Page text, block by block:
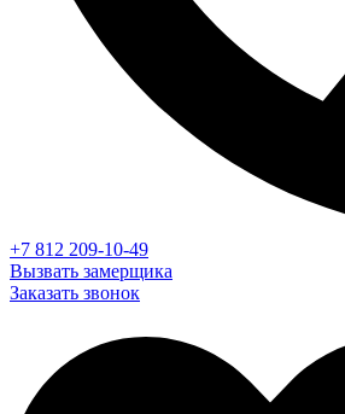
+7 812 209-10-49
Вызвать замерщика
Заказать звонок